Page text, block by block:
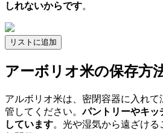
しれないからです。
リストに追加
アーボリオ米の保存方
アルボリオ米は、密閉容器に入れ
管してください。パントリーやキッ
しています。光や湿気から遠ざける